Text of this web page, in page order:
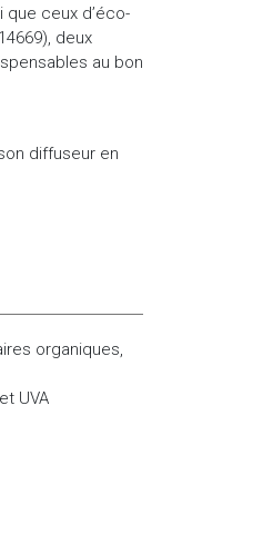
que ceux d’éco-
deux
au bon
diffuseur en
organiques,
UVA